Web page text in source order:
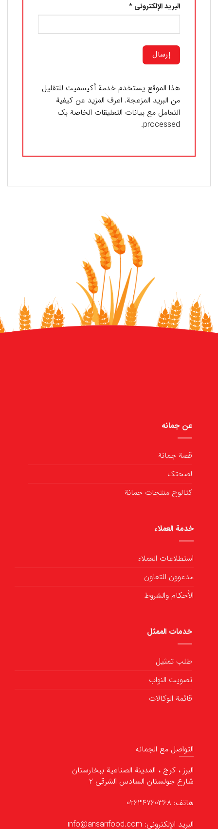
البريد الإلكتروني *
هذا الموقع يستخدم خدمة أكيسميت للتقليل
من البريد المزعجة. اعرف المزيد عن كيفية
التعامل مع بيانات التعليقات الخاصة بك
processed
.
عن جمانه
قصة جمانة
لصحتك
كتالوج منتجات جمانة
خدمة العملاء
استطلاعات العملاء
مدعوون للتعاون
الأحكام والشروط
خدمات الممثل
طلب تمثيل
تصويت النواب
قائمة الوكالات
التواصل مع الجمانه
البرز ، كرج ، المدينة الصناعية ببخارستان
شارع جولستان السادس الشرقي 2
هاتف: 02634760368
البريد الإلكتروني: info@ansarifood.com